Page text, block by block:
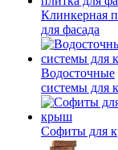
Клинкерная
для фасада
Водосточные
системы для
Софиты для